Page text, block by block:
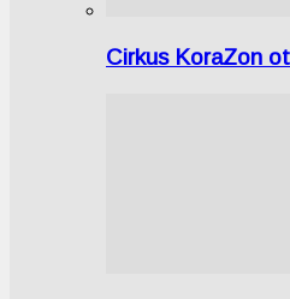
Cirkus KoraZon